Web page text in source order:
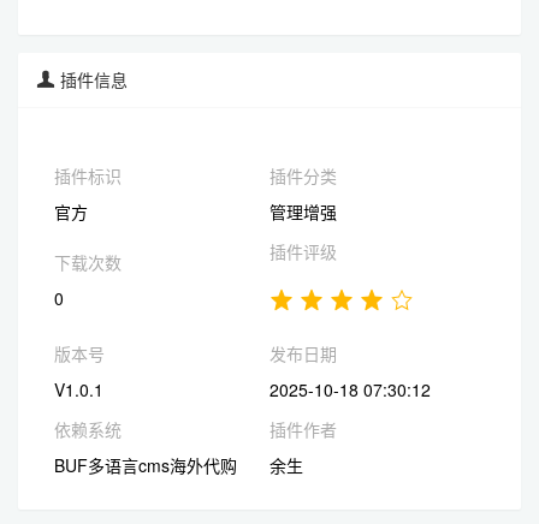
插件信息
插件标识
官方
插件分类
管理增强
下载次数
0
插件评级
版本号
V1.0.1
发布日期
2025-10-18 07:30:12
依赖系统
BUF多语言cms海外代购
插件作者
余生